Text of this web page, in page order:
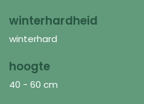
winterhardheid
winterhard
hoogte
40 - 60 cm